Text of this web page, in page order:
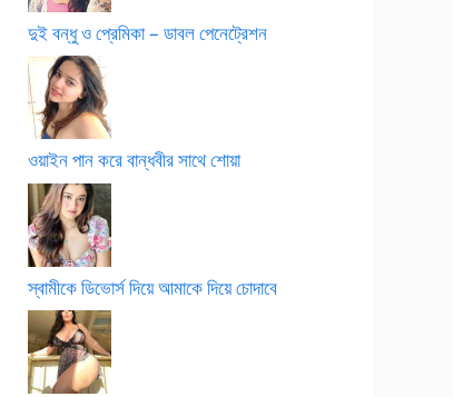
দুই বন্ধু ও প্রেমিকা – ডাবল পেনেট্রেশন
ওয়াইন পান করে বান্ধবীর সাথে শোয়া
স্বামীকে ডিভোর্স দিয়ে আমাকে দিয়ে চোদাবে